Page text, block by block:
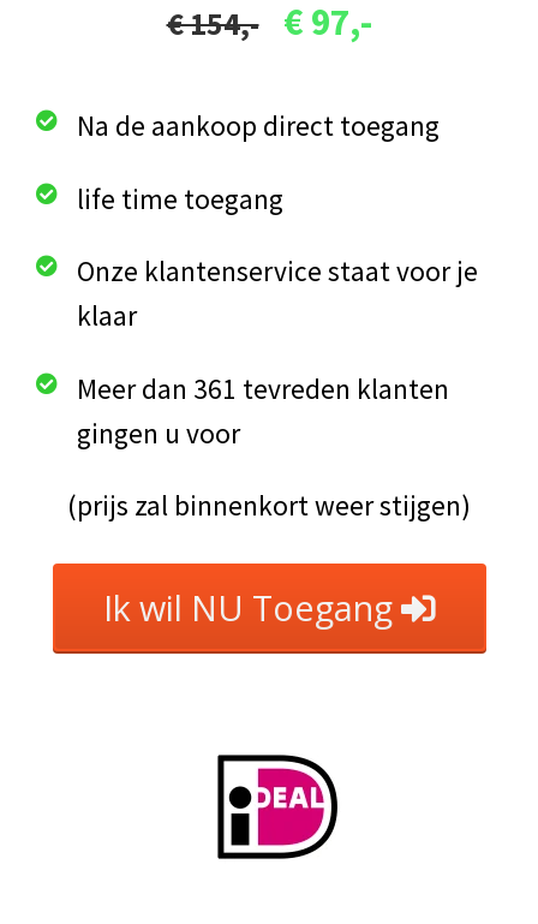
€ 154,- € 97,-
Na de aankoop direct toegang
life time toegang
Onze klantenservice staat voor je
klaar
Meer dan 361 tevreden klanten
gingen u voor
(prijs zal binnenkort weer stijgen)
Ik wil NU Toegang